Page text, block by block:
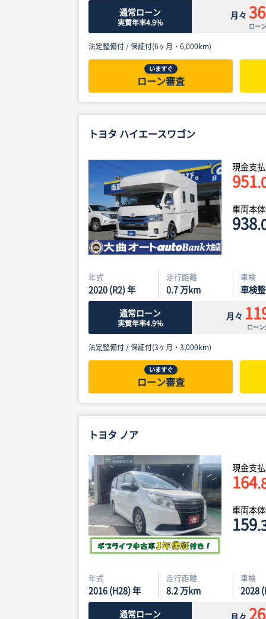
通常ローン
実質年率4.9%
月々
ロー
法定整備付 /保証付(6ヶ月・6,000km)
いますぐ
ローン審査
トヨタ ハイエースワゴン
現金支
951
車両本
938
年式
2020 (R2) 年
走行距離
0.7万km
車検
車検
通常ローン
実質年率4.9%
月々
ロー
法定整備付 /保証付(3ヶ月・3,000km)
いますぐ
ローン審査
トヨタ ノア
現金支
164
車両本
159
年式
2016 (H28) 年
走行距離
8.2万km
車検
2028
通常ローン 月々